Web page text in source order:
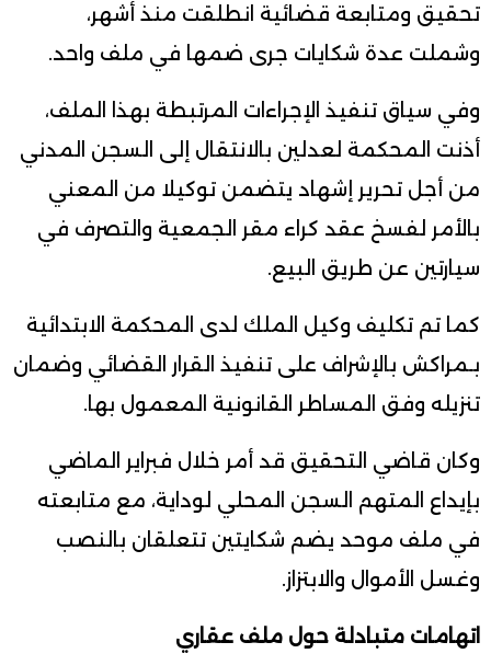
تحقيق ومتابعة قضائية انطلقت منذ أشهر،
وشملت عدة شكايات جرى ضمها في ملف واحد.
وفي سياق تنفيذ الإجراءات المرتبطة بهذا الملف،
أذنت المحكمة لعدلين بالانتقال إلى السجن المدني
من أجل تحرير إشهاد يتضمن توكيلا من المعني
بالأمر لفسخ عقد كراء مقر الجمعية والتصرف في
سيارتين عن طريق البيع.
كما تم تكليف وكيل الملك لدى المحكمة الابتدائية
بـمراكش بالإشراف على تنفيذ القرار القضائي وضمان
تنزيله وفق المساطر القانونية المعمول بها.
وكان قاضي التحقيق قد أمر خلال فبراير الماضي
بإيداع المتهم السجن المحلي لوداية، مع متابعته
في ملف موحد يضم شكايتين تتعلقان بالنصب
وغسل الأموال والابتزاز.
اتهامات متبادلة حول ملف عقاري